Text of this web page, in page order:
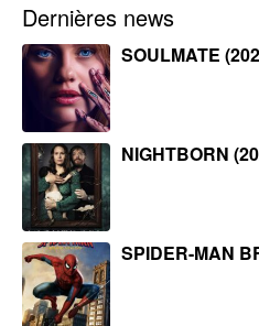
Dernières news
SOULMATE
NIGHTBORN
SPIDER-MAN